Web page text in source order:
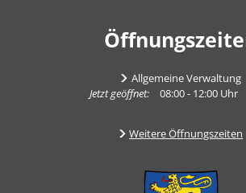
Allgemeine Verwaltung
Klicken, um weitere Öffnungs-
Jetzt geöffnet: 08:00- 12:00 Uhr
Weitere Öffnungszeiten